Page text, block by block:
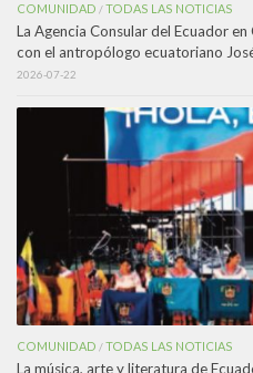
COMUNIDAD /TODAS LAS NOTICIAS
La Agencia Consular del Ecuador
con el antropólogo ecuatoriano
2026-07-22
COMUNIDAD /TODAS LAS NOTICIAS
La música, arte y literatura de